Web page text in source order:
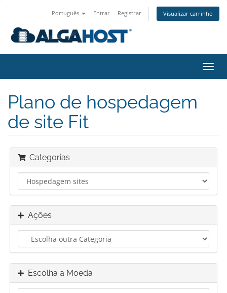
Português Entrar Registrar Visualizar carrinho
Plano de hospedagem
de site Fit
Categorias
Ações
Escolha a Moeda